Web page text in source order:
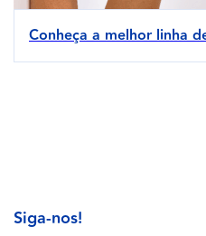
Conheça a melhor linha
Siga-nos!